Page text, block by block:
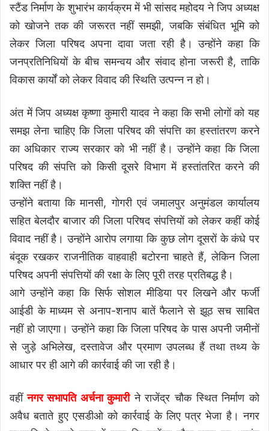
स्टैंड निर्माण के शुभारंभ कार्यक्रम में भी सांसद महोदय ने जिप अध्यक्ष
को खोजने तक की जरूरत नहीं समझी, जबकि संबंधित भूमि को
लेकर जिला परिषद अपना दावा जता रही है। उन्होंने कहा कि
जनप्रतिनिधियों के बीच समन्वय और संवाद होना जरूरी है, ताकि
विकास कार्यों को लेकर विवाद की स्थिति उत्पन्न न हो।
अंत में जिप अध्यक्ष कृष्णा कुमारी यादव ने कहा कि सभी लोगों को यह
समझ लेना चाहिए कि जिला परिषद की संपत्ति का हस्तांतरण करने
का अधिकार राज्य सरकार को भी नहीं है। उन्होंने कहा कि जिला
परिषद की संपत्ति को किसी दूसरे विभाग में हस्तांतरित करने की
शक्ति नहीं है।
उन्होंने बताया कि मानसी, गोगरी एवं जमालपुर अनुमंडल कार्यालय
सहित बेलदौर बाजार की जिला परिषद संपत्तियों को लेकर कहीं कोई
विवाद नहीं है। उन्होंने आरोप लगाया कि कुछ लोग दूसरों के कंधे पर
बंदूक रखकर राजनीतिक वाहवाही बटोरना चाहते हैं, लेकिन जिला
परिषद अपनी संपत्तियों की रक्षा के लिए पूरी तरह प्रतिबद्ध है।
आगे उन्होंने कहा कि सिर्फ सोशल मीडिया पर लिखने और फर्जी
आईडी के माध्यम से अनाप-शनाप बातें फैलाने से झूठ सच साबित
नहीं हो जाएगा। उन्होंने कहा कि जिला परिषद के पास अपनी जमीनों
से जुड़े अभिलेख, दस्तावेज और प्रमाण उपलब्ध हैं तथा तथ्य के
आधार पर ही आगे की कार्रवाई की जा रही है।
वहींनगर सभापति अर्चना कुमारीने राजेंद्र चौक स्थित निर्माण को
अवैध बताते हुए एसडीओ को कार्रवाई के लिए पत्र भेजा है। नगर